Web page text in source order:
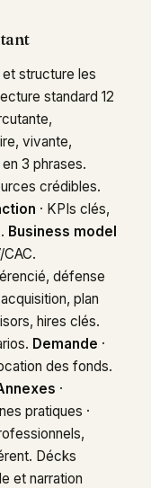
structure les
standard 12
vivante,
en 3 phrases.
crédibles.
· KPIs clés,
Business model
défense
plan
hires clés.
Demande ·
des fonds.
·
pratiques ·
Décks
et narration